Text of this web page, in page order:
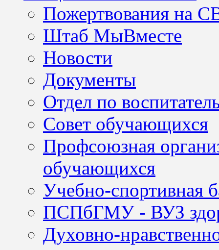
Пожертвования на
Штаб МыВместе
Новости
Документы
Отдел по
Совет обучающихся
Профсоюзная
обучающихся
Учебно-спортивная
ПСПбГМУ - ВУЗ
Духовно-